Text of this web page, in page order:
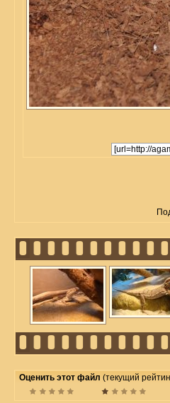
Оценить этот файл (текущий